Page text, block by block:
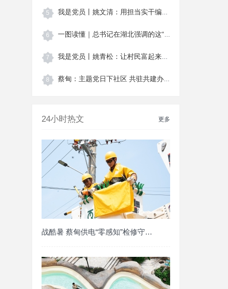
5 我是党员丨姚文清：用担当实干编织美丽乡村
6 一图读懂｜总书记在湖北强调的这“三大精神
7 我是党员丨姚青松：让村民富起来的才是最好
8 蔡甸：主题党日下社区 共驻共建办实事
更多
24小时热文
战酷暑 蔡甸供电“零感知”检修守护万家清